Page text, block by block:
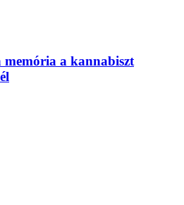
memória a kannabiszt